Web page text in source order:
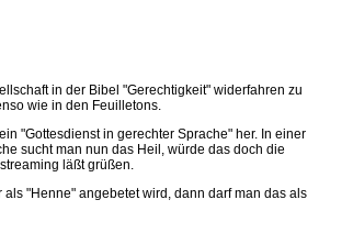
in der Bibel "Gerechtigkeit" widerfahren zu
wie in den Feuilletons.
"Gottesdienst in gerechter Sprache" her. In einer
sucht man nun das Heil, würde das doch die
läßt grüßen.
"Henne" angebetet wird, dann darf man das als